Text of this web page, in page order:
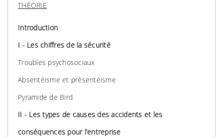
THÉORIE
Introduction
I - Les chiffres de la sécurité
Troubles psychosociaux
Absentéisme et présentéisme
Pyramide de Bird
II - Les types de causes des accidents et les
conséquences pour l’entreprise